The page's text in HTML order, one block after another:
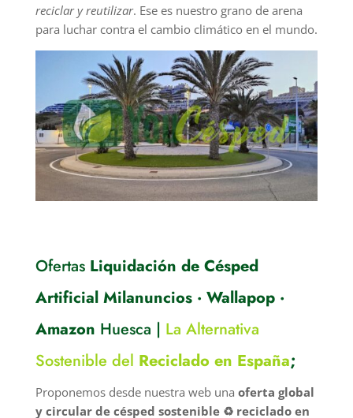
reciclar y reutilizar. Ese es nuestro grano de arena
para luchar contra el cambio climático en el mundo.
Ofertas Liquidación de Césped
Artificial Milanuncios · Wallapop ·
Amazon Huesca | La Alternativa
Sostenible del Reciclado en España;
Proponemos desde nuestra web una oferta global
y circular de césped sostenible ♻️ reciclado en